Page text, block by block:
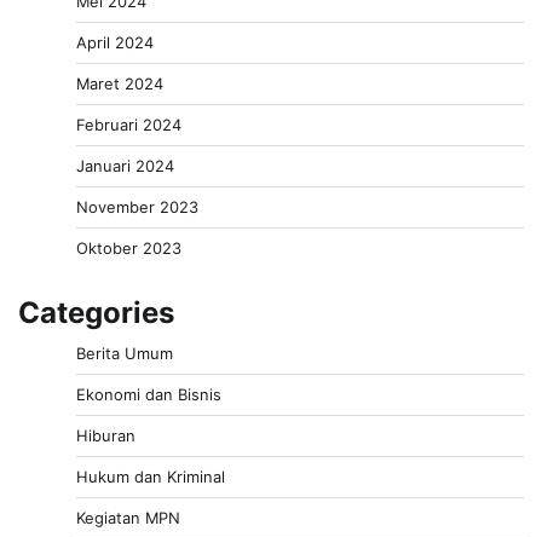
April 2024
Maret 2024
Februari 2024
Januari 2024
November 2023
Oktober 2023
Categories
Berita Umum
Ekonomi dan Bisnis
Hiburan
Hukum dan Kriminal
Kegiatan MPN